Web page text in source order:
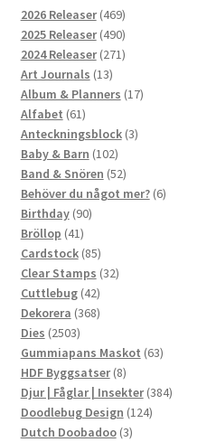
2026 Releaser 469469
produkter
2025 Releaser 490490
produkter
2024 Releaser 271271
Art Journals 1313
produkter
Album & Planners 1717
Alfabet 6161
produkter
Anteckningsblock 33
Baby & Barn 102102
produkter
Band & Snören 5252
produkter
Behöver du något mer? 66
Birthday 9090
Bröllop 4141
produkter
Cardstock 8585
produkter
Clear Stamps 3232
Cuttlebug 4242
produkter
Dekorera 368368
Dies 25032503
produkter
Gummiapans Maskot 6363
HDF Byggsatser 88
produkter
Djur | Fåglar | Insekter 384384
Doodlebug Design 124124
Dutch Doobadoo 33